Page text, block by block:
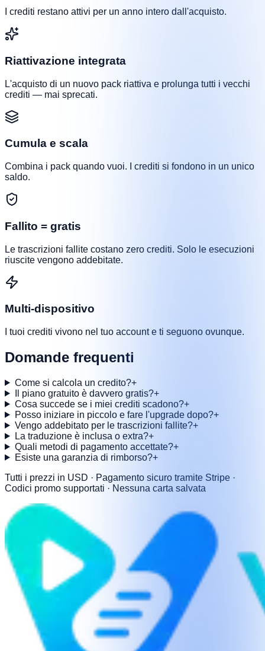
I crediti restano attivi per un anno intero dall'acquisto.
Riattivazione integrata
L'acquisto di un nuovo pack riattiva e prolunga tutti i vecchi
crediti — mai sprecati.
Cumula e scala
Combina i pack quando vuoi. I crediti si fondono in un unico
saldo.
Fallito = gratis
Le trascrizioni fallite costano zero crediti. Solo le esecuzioni
riuscite vengono addebitate.
Multi-dispositivo
I tuoi crediti vivono nel tuo account e ti seguono ovunque.
Domande frequenti
Come si calcola un credito?+
Il piano gratuito è davvero gratis?+
Cosa succede se i miei crediti scadono?+
Posso iniziare in piccolo e fare l'upgrade dopo?+
Vengo addebitato per le trascrizioni fallite?+
La traduzione è inclusa o extra?+
Quali metodi di pagamento accettate?+
Esiste una garanzia di rimborso?+
Tutti i prezzi in USD · Pagamento sicuro tramite Stripe ·
Codici promo supportati · Nessuna carta salvata